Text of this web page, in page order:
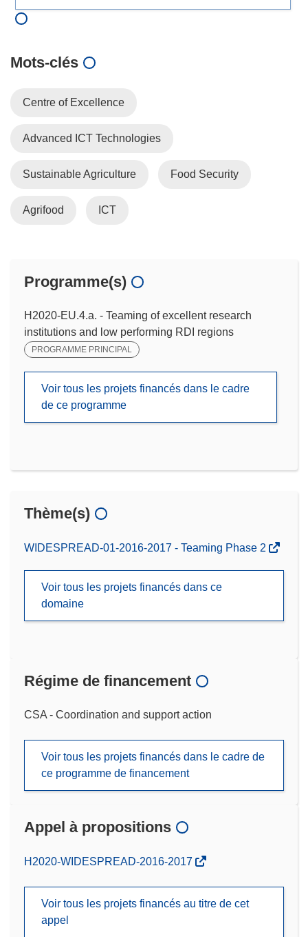
Mots‑clés
Centre of Excellence
Advanced ICT Technologies
Sustainable Agriculture Food Security
Agrifood ICT
Programme(s)
H2020-EU.4.a. - Teaming of excellent research
institutions and low performing RDI regions
PROGRAMME PRINCIPAL
Voir tous les projets financés dans le cadre
de ce programme
Thème(s)
WIDESPREAD-01-2016-2017 - Teaming Phase 2
Voir tous les projets financés dans ce
domaine
Régime de financement
CSA - Coordination and support action
Voir tous les projets financés dans le cadre de
ce programme de financement
Appel à propositions
(s’ouvre
nouvelle
fenêtre)
H2020-WIDESPREAD-2016-2017
Voir tous les projets financés au titre de cet
appel